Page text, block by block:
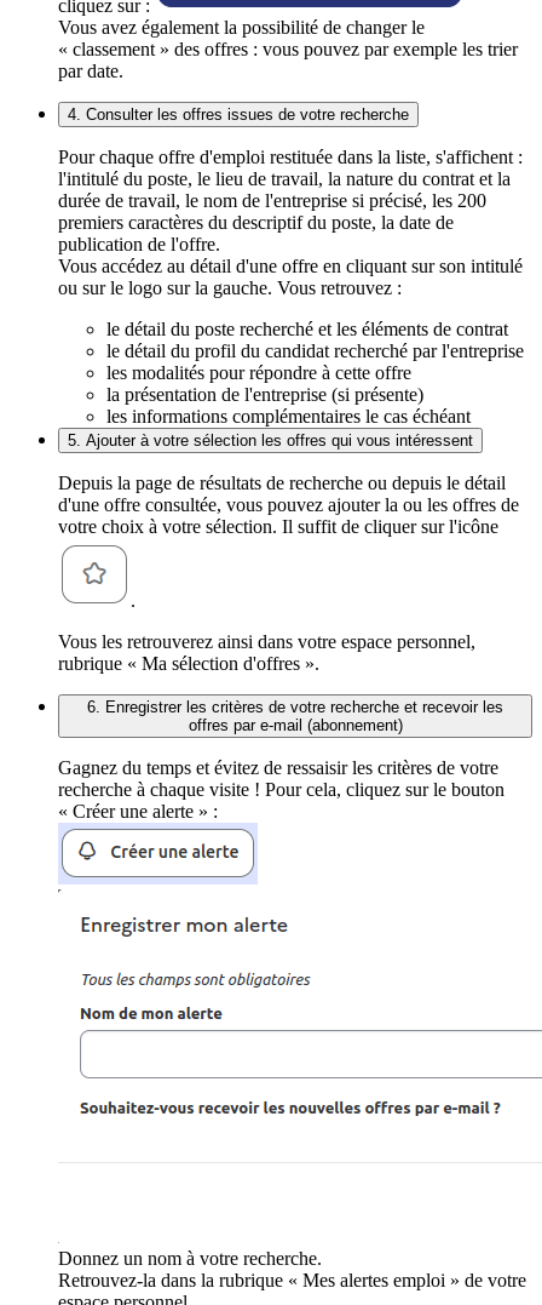
cliquez sur :
Vous avez également la possibilité de changer le
« classement » des offres : vous pouvez par exemple les trier
par date.
4. Consulter les offres issues de votre recherche
Pour chaque offre d'emploi restituée dans la liste, s'affichent :
l'intitulé du poste, le lieu de travail, la nature du contrat et la
durée de travail, le nom de l'entreprise si précisé, les 200
premiers caractères du descriptif du poste, la date de
publication de l'offre.
Vous accédez au détail d'une offre en cliquant sur son intitulé
ou sur le logo sur la gauche. Vous retrouvez :
le détail du poste recherché et les éléments de contrat
le détail du profil du candidat recherché par l'entreprise
les modalités pour répondre à cette offre
la présentation de l'entreprise (si présente)
les informations complémentaires le cas échéant
5. Ajouter à votre sélection les offres qui vous intéressent
Depuis la page de résultats de recherche ou depuis le détail
d'une offre consultée, vous pouvez ajouter la ou les offres de
votre choix à votre sélection. Il suffit de cliquer sur l'icône
.
Vous les retrouverez ainsi dans votre espace personnel,
rubrique « Ma sélection d'offres ».
6. Enregistrer les critères de votre recherche et recevoir les
offres par e-mail (abonnement)
Gagnez du temps et évitez de ressaisir les critères de votre
recherche à chaque visite ! Pour cela, cliquez sur le bouton
« Créer une alerte » :
Donnez un nom à votre recherche.
Retrouvez-la dans la rubrique « Mes alertes emploi » de votre